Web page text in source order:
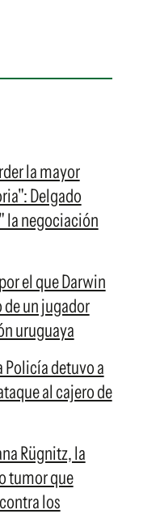
la mayor
Delgado
la negociación
el que Darwin
de un jugador
uruguaya
Policía detuvo a
al cajero de
Rügnitz, la
tumor que
los